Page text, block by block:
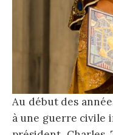
Au début des
à une guerre civile